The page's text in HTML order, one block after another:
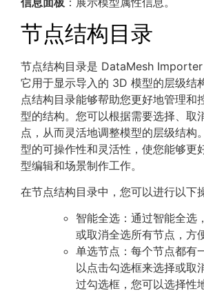
节点结构目录
节点结构目录是 DataMesh Importer
它用于显示导入的 3D 模型的层级结
点结构目录能够帮助您更好地管理和
型的结构。您可以根据需要选择、取
点，从而灵活地调整模型的层级结构
型的可操作性和灵活性，使您能够更
型编辑和场景制作工作。
在节点结构目录中，您可以进行以下
智能全选：通过智能全选
或取消全选所有节点，方
单选节点：每个节点都有
以点击勾选框来选择或取
过勾选框，您可以选择性